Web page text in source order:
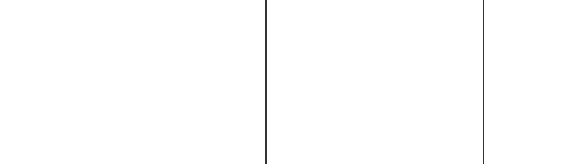
Vol.29 新生ベビメタ表紙」
ームレス対策、とんでもない領域へｗｗｗｗｗｗ
の曲ランキングが酷すぎるｗｗｗｗｗ